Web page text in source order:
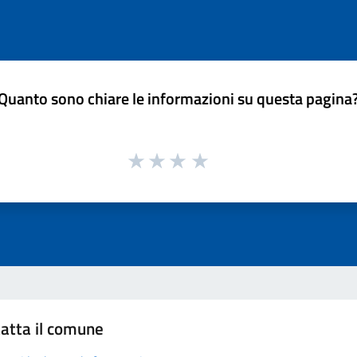
sono chiare le informazioni su questa
il comune